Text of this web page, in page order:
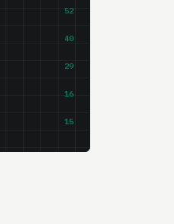
52
40
29
16
15